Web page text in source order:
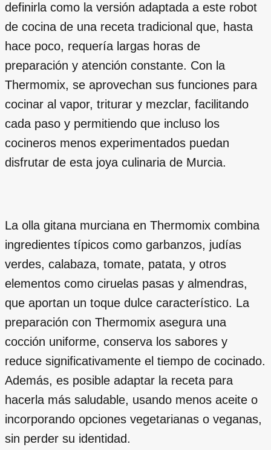
definirla como la versión adaptada a este robot
de cocina de una receta tradicional que, hasta
hace poco, requería largas horas de
preparación y atención constante. Con la
Thermomix, se aprovechan sus funciones para
cocinar al vapor, triturar y mezclar, facilitando
cada paso y permitiendo que incluso los
cocineros menos experimentados puedan
disfrutar de esta joya culinaria de Murcia.
La olla gitana murciana en Thermomix combina
ingredientes típicos como garbanzos, judías
verdes, calabaza, tomate, patata, y otros
elementos como ciruelas pasas y almendras,
que aportan un toque dulce característico. La
preparación con Thermomix asegura una
cocción uniforme, conserva los sabores y
reduce significativamente el tiempo de cocinado.
Además, es posible adaptar la receta para
hacerla más saludable, usando menos aceite o
incorporando opciones vegetarianas o veganas,
sin perder su identidad.